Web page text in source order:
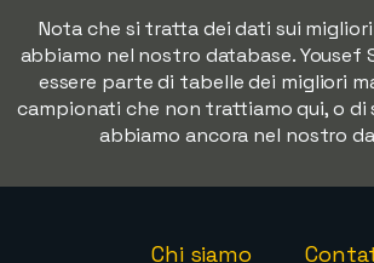
Nota che si tratta dei dati sui
abbiamo nel nostro database. Yousef
essere parte di tabelle dei migliori
campionati che non trattiamo qui, o di
abbiamo ancora nel nostro
Chi siamo